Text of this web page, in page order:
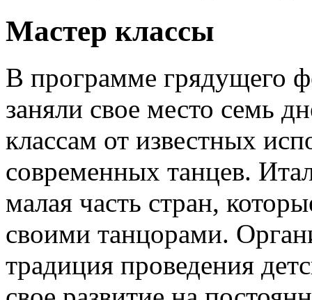
Мастер классы
В программе грядущего
заняли свое место семь
классам от известных
современных танцев.
малая часть стран,
своими танцорами.
традиция проведения